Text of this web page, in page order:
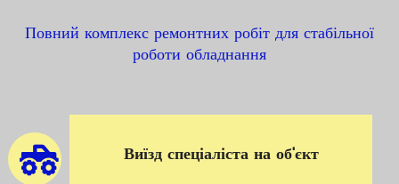
Повний комплекс ремонтних робіт для стабільної
роботи обладнання
Виїзд спеціаліста на об'єкт